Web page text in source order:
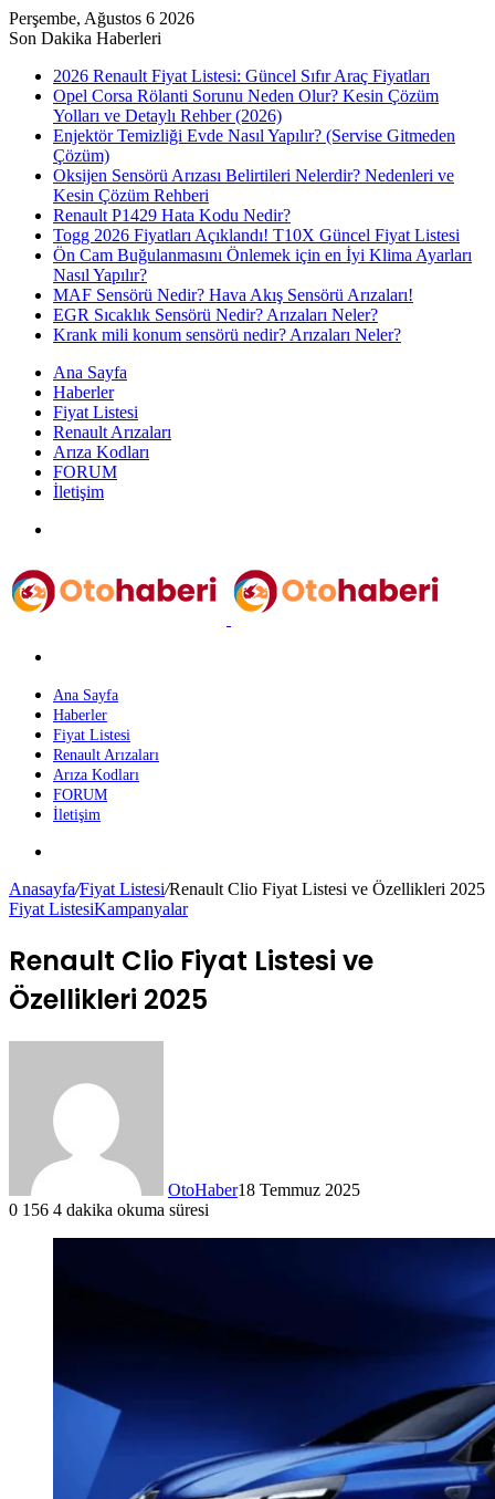
Perşembe, Ağustos 6 2026
Son Dakika Haberleri
2026 Renault Fiyat Listesi: Güncel Sıfır Araç Fiyatları
Opel Corsa Rölanti Sorunu Neden Olur? Kesin Çözüm
Yolları ve Detaylı Rehber (2026)
Enjektör Temizliği Evde Nasıl Yapılır? (Servise Gitmeden
Çözüm)
Oksijen Sensörü Arızası Belirtileri Nelerdir? Nedenleri ve
Kesin Çözüm Rehberi
Renault P1429 Hata Kodu Nedir?
Togg 2026 Fiyatları Açıklandı! T10X Güncel Fiyat Listesi
Ön Cam Buğulanmasını Önlemek için en İyi Klima Ayarları
Nasıl Yapılır?
MAF Sensörü Nedir? Hava Akış Sensörü Arızaları!
EGR Sıcaklık Sensörü Nedir? Arızaları Neler?
Krank mili konum sensörü nedir? Arızaları Neler?
Ana Sayfa
Haberler
Fiyat Listesi
Renault Arızaları
Arıza Kodları
FORUM
İletişim
...
Ana Sayfa
Haberler
Fiyat Listesi
Renault Arızaları
Arıza Kodları
FORUM
İletişim
değiştir
Anasayfa/Fiyat Listesi/Renault Clio Fiyat Listesi ve Özellikleri 2025
Fiyat ListesiKampanyalar
Renault Clio Fiyat Listesi ve
Özellikleri 2025
OtoHaber18 Temmuz 2025
0 156 4 dakika okuma süresi